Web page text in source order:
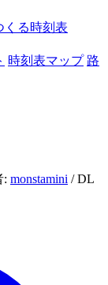
くる時刻表
時刻表マップ 路
: monstamini / DL